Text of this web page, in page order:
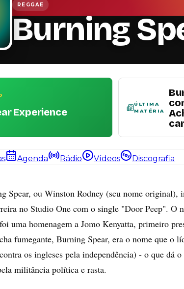
REGGAE
Burning
Experience
ÚLTIMA
MATÉRIA
Agenda Rádio Vídeos Discografia
Spear, ou Winston Rodney (seu nome original),
no Studio One com o single "Door Peep". O
uma homenagem a Jomo Kenyatta, primeiro
fumegante, Burning Spear, era o nome que o
os ingleses pela independência) - o que dá
militância política e rasta.